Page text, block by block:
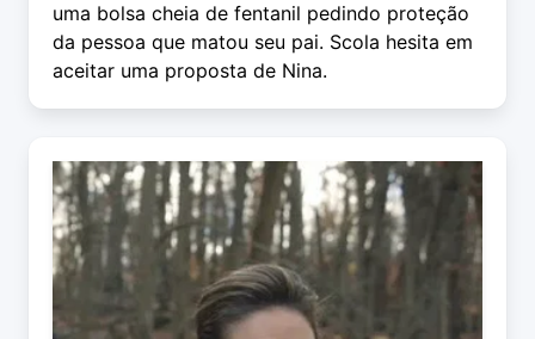
uma bolsa cheia de fentanil pedindo proteção
da pessoa que matou seu pai. Scola hesita em
aceitar uma proposta de Nina.